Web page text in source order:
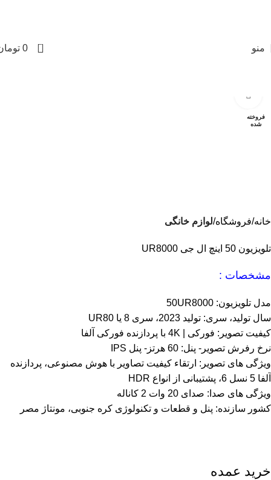
منو 0
0
فروخته
شده
خانه فروشگاه لوازم خانگی
تلویزیون 50 اینچ ال جی UR8000
مشخصات :
مدل تلویزیون: 50UR8000
سال تولید، سری: تولید 2023، سری 8 یا UR80
کیفیت تصویر: فورکی | 4K با پردازنده فورکی آلفا
نرخ رفرش تصویر- پنل: 60 هرتز- پنل IPS
ویژگی های تصویر: ارتقاء کیفیت تصاویر با هوش مصنوعی، پردازنده
آلفا 5 نسل 6، پشتیبانی از انواع HDR
ویژگی های صدا: صدای 20 وات 2 کاناله
کشور سازنده: پنل و قطعات و تکنولوژی کره جنوبی، مونتاژ مصر
خرید عمده